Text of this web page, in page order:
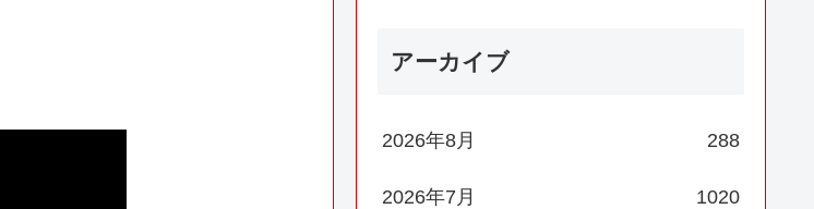
アーカイブ
2026年8月 288
2026年7月 1020